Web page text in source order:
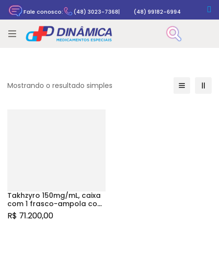
Fale conosco: (48) 3023-7368| (48) 99182-6994
Rastrear pedido
Mostrando o resultado simples
Takhzyro 150mg/mL, caixa
com 1 frasco-ampola com
2mL de solução de uso
subcutâneo + conjunto de
R$ 71.200,00